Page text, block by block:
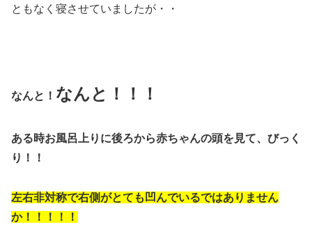
ともなく寝させていましたが・・
なんと！ なんと！！！
ある時お風呂上りに後ろから赤ちゃんの頭を見て、びっく
り！！
左右非対称で右側がとても凹んでいるではありません
か！！！！！